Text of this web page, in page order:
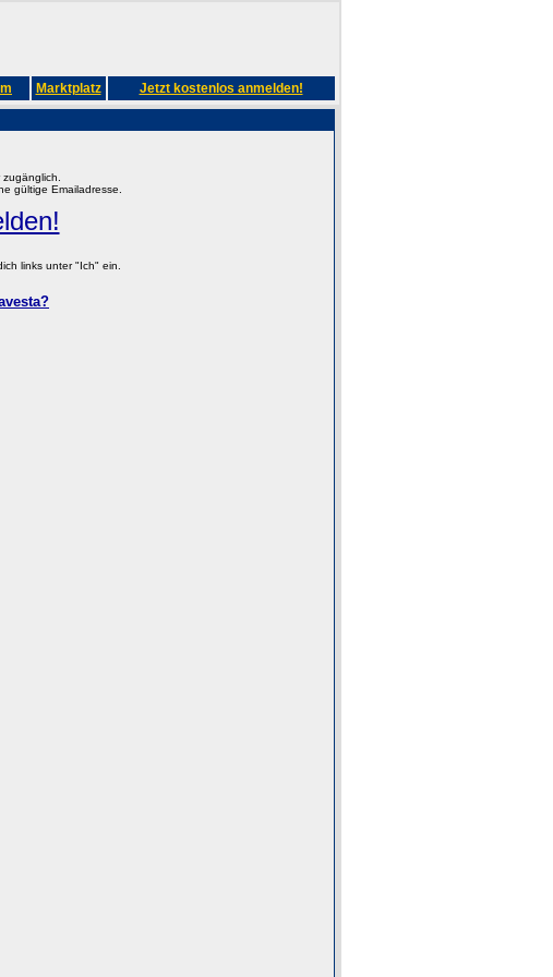
Marktplatz Jetzt kostenlos anmelden!
zugänglich.
gültige Emailadresse.
links unter "Ich" ein.